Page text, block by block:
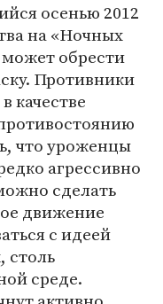
осенью 2012
на «Ночных
может обрести
Противники
качестве
что уроженцы
агрессивно
сделать
движение
с идеей
столь
среде.